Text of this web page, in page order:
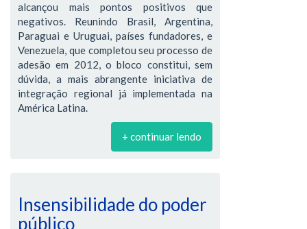
alcançou mais pontos positivos que
negativos. Reunindo Brasil, Argentina,
Paraguai e Uruguai, países fundadores, e
Venezuela, que completou seu processo de
adesão em 2012, o bloco constitui, sem
dúvida, a mais abrangente iniciativa de
integração regional já implementada na
América Latina.
+ continuar lendo
Insensibilidade do poder
público